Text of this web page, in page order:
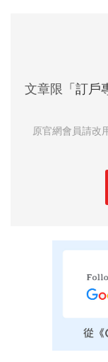
文章限 「訂戶
原官網會員請改